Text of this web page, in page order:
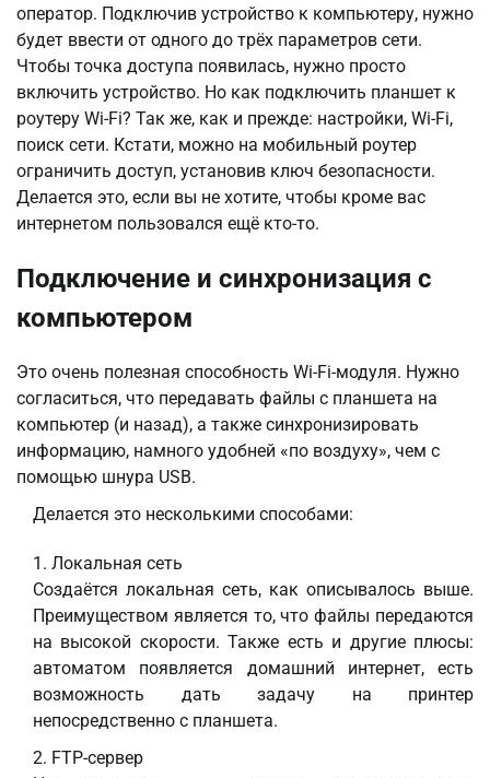
оператор. Подключив устройство к компьютеру, нужно
будет ввести от одного до трёх параметров сети.
Чтобы точка доступа появилась, нужно просто
включить устройство. Но как подключить планшет к
роутеру Wi-Fi? Так же, как и прежде: настройки, Wi-Fi,
поиск сети. Кстати, можно на мобильный роутер
ограничить доступ, установив ключ безопасности.
Делается это, если вы не хотите, чтобы кроме вас
интернетом пользовался ещё кто-то.
Подключение и синхронизация с
компьютером
Это очень полезная способность Wi-Fi-модуля. Нужно
согласиться, что передавать файлы с планшета на
компьютер (и назад), а также синхронизировать
информацию, намного удобней «по воздуху», чем с
помощью шнура USB.
Делается это несколькими способами:
Локальная сеть
Создаётся локальная сеть, как описывалось выше.
Преимуществом является то, что файлы передаются
на высокой скорости. Также есть и другие плюсы:
автоматом появляется домашний интернет, есть
возможность дать задачу на принтер
непосредственно с планшета.
FTP-сервер